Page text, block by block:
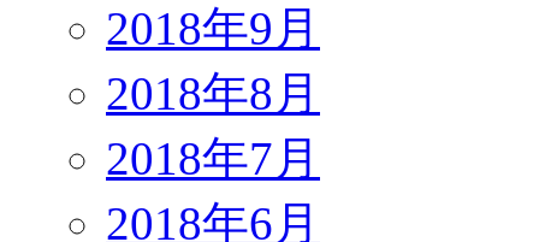
2018年9月
2018年8月
2018年7月
2018年6月